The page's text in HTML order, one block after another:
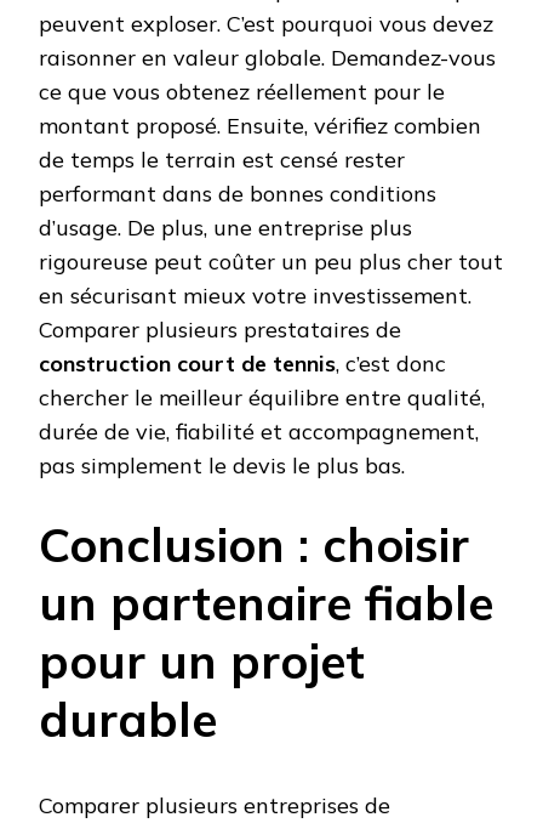
peuvent exploser. C’est pourquoi vous devez
raisonner en valeur globale. Demandez-vous
ce que vous obtenez réellement pour le
montant proposé. Ensuite, vérifiez combien
de temps le terrain est censé rester
performant dans de bonnes conditions
d’usage. De plus, une entreprise plus
rigoureuse peut coûter un peu plus cher tout
en sécurisant mieux votre investissement.
Comparer plusieurs prestataires de
construction court de tennis, c’est donc
chercher le meilleur équilibre entre qualité,
durée de vie, fiabilité et accompagnement,
pas simplement le devis le plus bas.
Conclusion : choisir
un partenaire fiable
pour un projet
durable
Comparer plusieurs entreprises de